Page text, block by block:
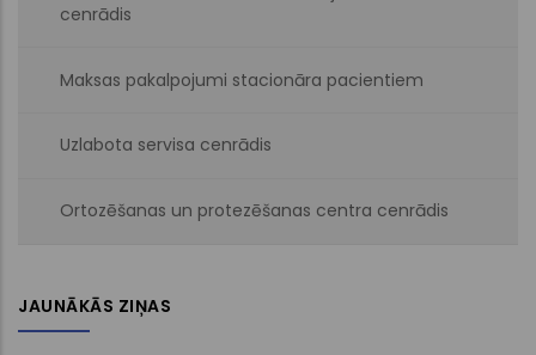
cenrādis
Maksas pakalpojumi stacionāra pacientiem
Uzlabota servisa cenrādis
Ortozēšanas un protezēšanas centra cenrādis
JAUNĀKĀS ZIŅAS